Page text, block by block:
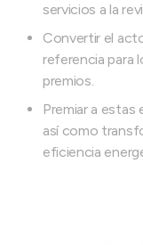
servicios a la
Convertir el
referencia para
premios.
Premiar a estas
así como
eficiencia